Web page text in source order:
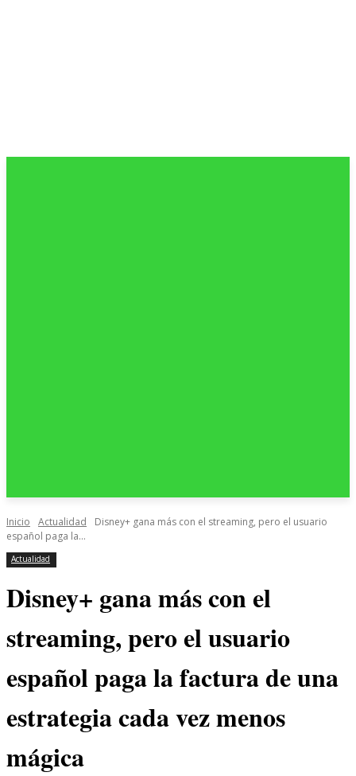
Inicio Actualidad
Disney+ gana más con el streaming, pero el usuario
español paga la...
Actualidad
Disney+ gana más con el
streaming, pero el usuario
español paga la factura de una
estrategia cada vez menos
mágica